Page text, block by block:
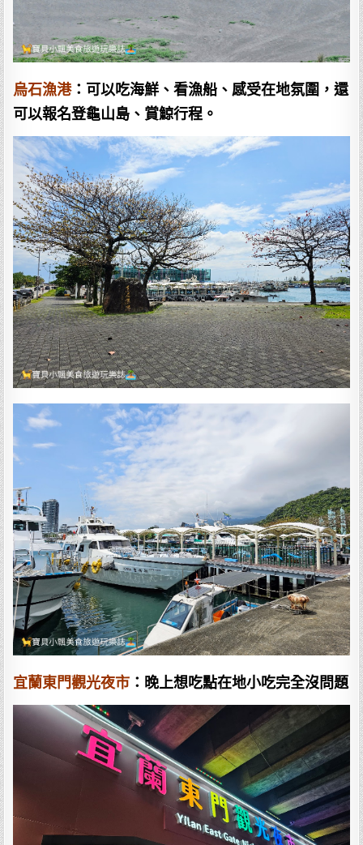
烏石漁港：可以吃海鮮、看漁船、感受在地氛圍，還
可以報名登龜山島、賞鯨行程。
宜蘭東門觀光夜市 ：晚上想吃點在地小吃完全沒問題